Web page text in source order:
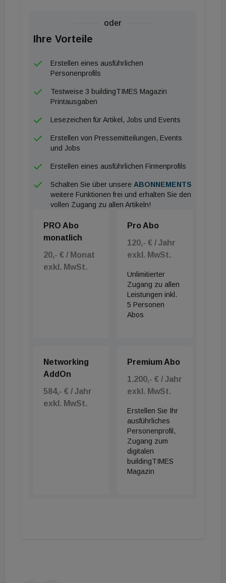
„Das gelingt durch ein aktives Energiemanagement,
oder Ladestation für das Auto, intelligent steuert“,
erklärt Gruber das Konzept. Das heißt, dass sie
primär dann mit Energie versorgt werden, wenn
gerade genug Sonneneinstrahlung vorhanden ist.
Aktuell nicht verwendeter Strom wird gespeichert.
Energieversorgungssystem als Mietmodell unter
E-Ladestation als Rundum-sorglos-Paket zu einem
monatlichen Fixbetrag. Die Finanzierung der
Hausbesitzer:innen übergeht, ist darin bereits
oder
Ihre Vorteile
Erstellen eines ausführlichen
Personenprofils
Testweise 3 buildingTIMES Magazin
Printausgaben
Lesezeichen für Artikel, Jobs und Events
Erstellen von Pressemitteilungen, Events
und Jobs
Erstellen eines ausführlichen Firmenprofils
Schalten Sie über unsere ABONNEMENTS
weitere Funktionen frei und erhalten Sie den
vollen Zugang zu allen Artikeln!
PRO Abo
monatlich
20,- € / Monat
exkl. MwSt.
Pro Abo
120,- € / Jahr
exkl. MwSt.
Unlimitierter
Zugang zu allen
Leistungen inkl.
5 Personen
Abos
Networking
AddOn
584,- € / Jahr
exkl. MwSt.
Premium Abo
1.200,- € / Jahr
exkl. MwSt.
Erstellen Sie Ihr
ausführliches
Personenprofil,
Zugang zum
digitalen
buildingTIMES
Magazin